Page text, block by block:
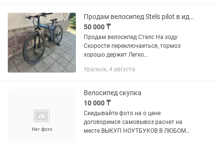
Продам велосипед Stels pilot в идеальном состоянии
50 000 ₸
Продам велосипед Стелс На ходу
Скорости переключаеться, тормоз
хорошо держит Легко
Или обменяю на размер больше на 29
Уральск, 4 августа
Велосипед скупка
10 000 ₸
Скидывайте фото на о цене
договоримся самовывоз расчет на
месте ВЫКУП НОУТБУКОВ В ЛЮБОМ